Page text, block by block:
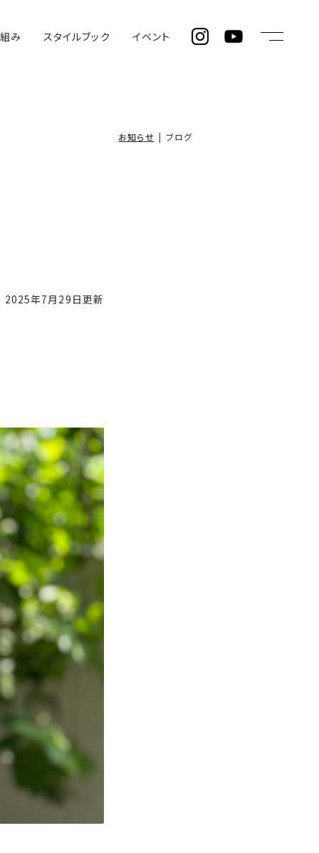
み スタイルブック イベント
お知らせ ブログ
2025年7月29日更新